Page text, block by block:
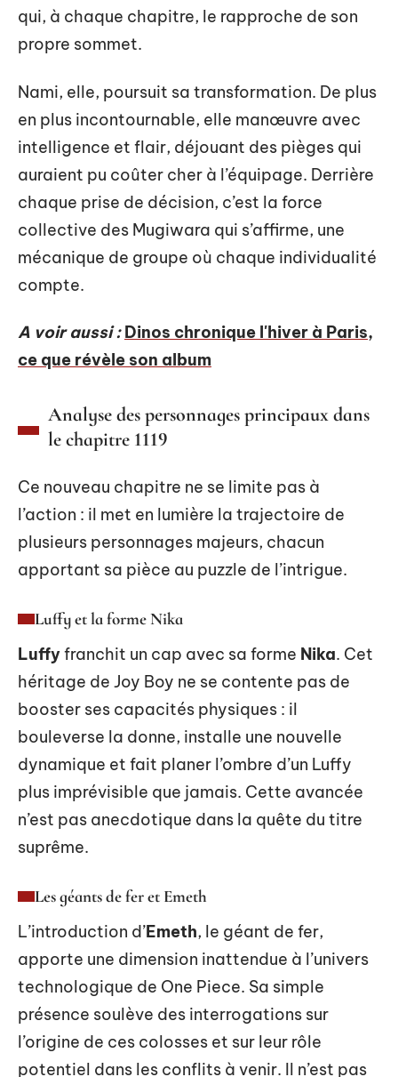
qui, à chaque chapitre, le rapproche de son
propre sommet.
Nami, elle, poursuit sa transformation. De plus
en plus incontournable, elle manœuvre avec
intelligence et flair, déjouant des pièges qui
auraient pu coûter cher à l’équipage. Derrière
chaque prise de décision, c’est la force
collective des Mugiwara qui s’affirme, une
mécanique de groupe où chaque individualité
compte.
A voir aussi : Dinos chronique l'hiver à Paris,
ce que révèle son album
Analyse des personnages principaux dans
le chapitre 1119
Ce nouveau chapitre ne se limite pas à
l’action : il met en lumière la trajectoire de
plusieurs personnages majeurs, chacun
apportant sa pièce au puzzle de l’intrigue.
Luffy et la forme Nika
Luffyfranchit un cap avec sa forme Nika. Cet
héritage de Joy Boy ne se contente pas de
booster ses capacités physiques : il
bouleverse la donne, installe une nouvelle
dynamique et fait planer l’ombre d’un Luffy
plus imprévisible que jamais. Cette avancée
n’est pas anecdotique dans la quête du titre
suprême.
Les géants de fer et Emeth
L’introduction d’Emeth, le géant de fer,
apporte une dimension inattendue à l’univers
technologique de One Piece. Sa simple
présence soulève des interrogations sur
l’origine de ces colosses et sur leur rôle
potentiel dans les conflits à venir. Il n’est pas